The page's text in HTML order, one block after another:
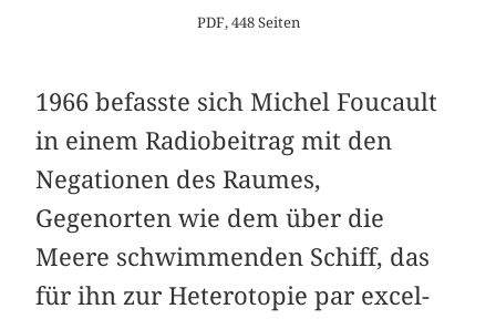
PDF, 448 Seiten
1966 befasste sich Michel Foucault
in einem Radiobeitrag mit den
Negationen des Raumes,
Gegenorten wie dem über die
Meere schwimmenden Schiff, das
für ihn zur Heterotopie par excel­